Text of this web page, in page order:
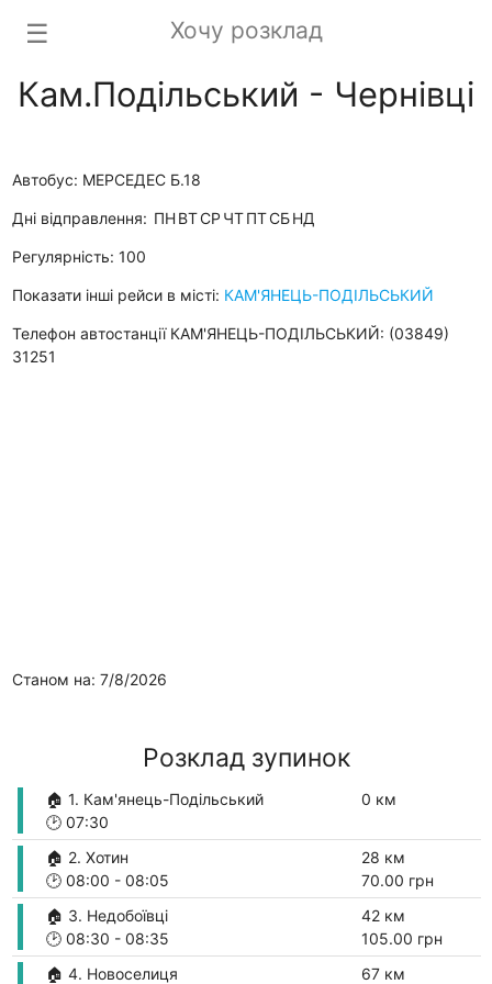
Хочу розклад
☰
Кам.Подільський - Чернівці
Автобус: МЕРСЕДЕС Б.18
Дні відправлення: ПН ВТСР ЧТ ПТСБ НД
Регулярність: 100
Показати інші рейси в місті: КАМ'ЯНЕЦЬ-ПОДІЛЬСЬКИЙ
Телефон автостанції КАМ'ЯНЕЦЬ-ПОДІЛЬСЬКИЙ: (03849)
31251
Станом на: 7/8/2026
Розклад зупинок
🏠 1. Кам'янець-Подільський
🕑07:30
0 км
🏠 2. Хотин
🕑08:00 - 08:05
28 км
70.00 грн
🏠 3. Недобоївці
🕑08:30 - 08:35
42 км
105.00 грн
🏠 4. Новоселиця
67 км